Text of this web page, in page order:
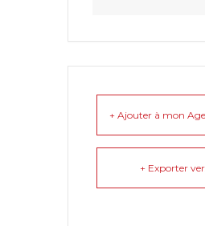
+ Ajouter à mon
+ Exporter